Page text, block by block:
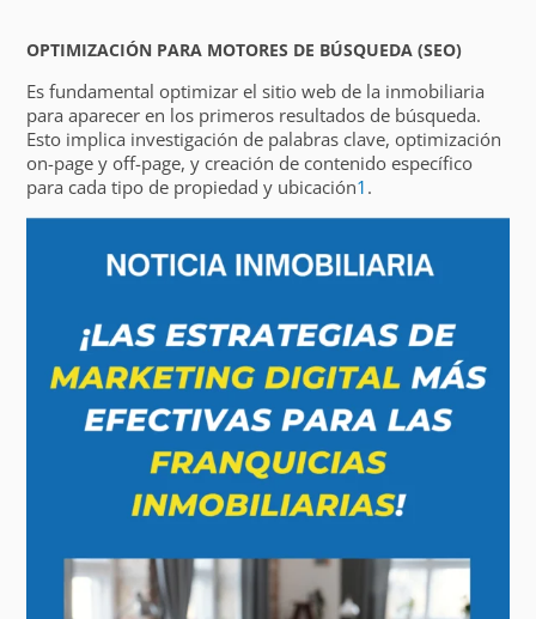
OPTIMIZACIÓN PARA MOTORES DE BÚSQUEDA (SEO)
Es fundamental optimizar el sitio web de la inmobiliaria
para aparecer en los primeros resultados de búsqueda.
Esto implica investigación de palabras clave, optimización
on-page y off-page, y creación de contenido específico
para cada tipo de propiedad y ubicación1 .